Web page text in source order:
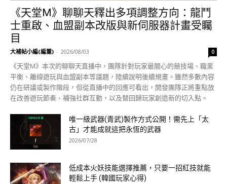
《天堂M》聊聊天釋出多項調整方向：龍鬥
士重啟、血盟副本改版與新伺服器計畫受矚
目
大補帖小編(編董) - 2026/08/03 0
《天堂M》本次的聊聊天直播中，團隊針對玩家最關心的競技場、職業
平衡、離線遊玩與血盟副本等議題，陸續說明後續規畫。雖然多數內容
仍在研議或製作階段，但從直播中的回應可看出，開發團隊正將重點放
在改善遊玩節奏、補強社群互動，以及替回歸玩家創造新的切入點。
唯一級武器(青武)製作方式公開！需先上「太
古」才能成就這把永恆的武器
2026/07/28
低成本火妖技能選擇推薦，只要一招紅技就能
輕鬆上手 (韓國玩家心得)